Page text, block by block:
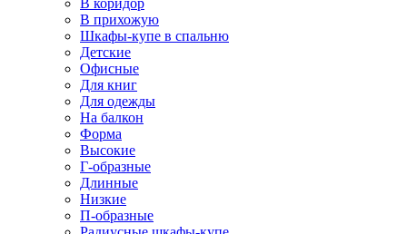
В коридор
В прихожую
Шкафы-купе в спальню
Детские
Офисные
Для книг
Для одежды
На балкон
Форма
Высокие
Г-образные
Длинные
Низкие
П-образные